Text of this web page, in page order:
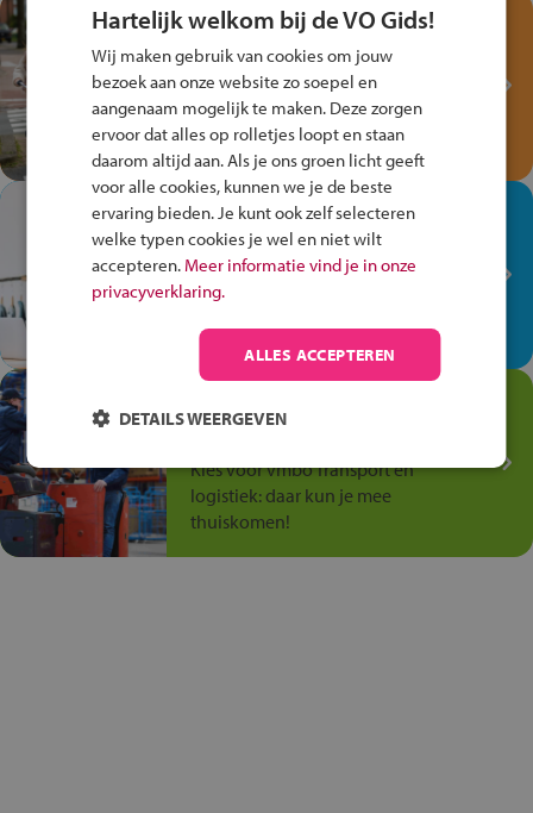
Test je kennis met het
Fiets Veilig
Verkeersspel!
Speel het Fiets Veilig Verkeersspel
en win een Cortina-fiets!
In de winkel ben je op je
plek!
Ontdek via het vmbo jouw talent
op de winkelvloer, waar elke dag
anders is!
Transport en Logistiek
Kies voor vmbo Transport en
logistiek: daar kun je mee
thuiskomen!
Hartelijk welkom bij de VO Gids!
Wij maken gebruik van cookies om jouw
bezoek aan onze website zo soepel en
aangenaam mogelijk te maken. Deze zorgen
ervoor dat alles op rolletjes loopt en staan
daarom altijd aan. Als je ons groen licht geeft
voor alle cookies, kunnen we je de beste
ervaring bieden. Je kunt ook zelf selecteren
welke typen cookies je wel en niet wilt
accepteren. Meer informatie vind je in onze
privacyverklaring.
ALLES ACCEPTEREN
DETAILS WEERGEVEN